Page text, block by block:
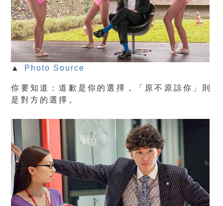
▲ Photo Source
你要知道：道歉是你的選擇，「原不原諒你」則
是對方的選擇。